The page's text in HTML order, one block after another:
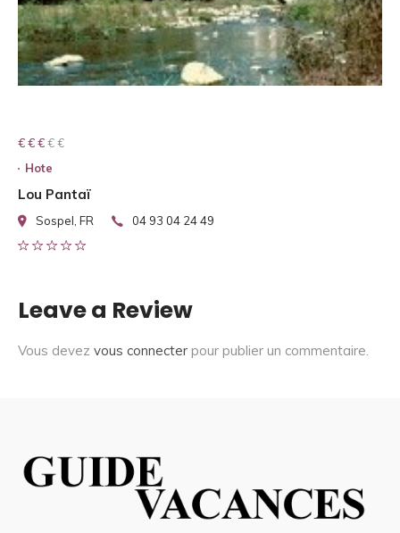
€ € € € €
€ € €
Hote
Lou Pantaï
Sospel, FR 04 93 04 24 49
Leave a Review
Vous devez vous connecter pour publier un commentaire.